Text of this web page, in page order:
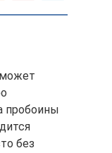
может
пробоины
без